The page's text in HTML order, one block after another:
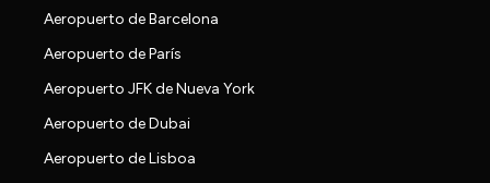
Aeropuerto de Barcelona
Aeropuerto de París
Aeropuerto JFK de Nueva York
Aeropuerto de Dubai
Aeropuerto de Lisboa